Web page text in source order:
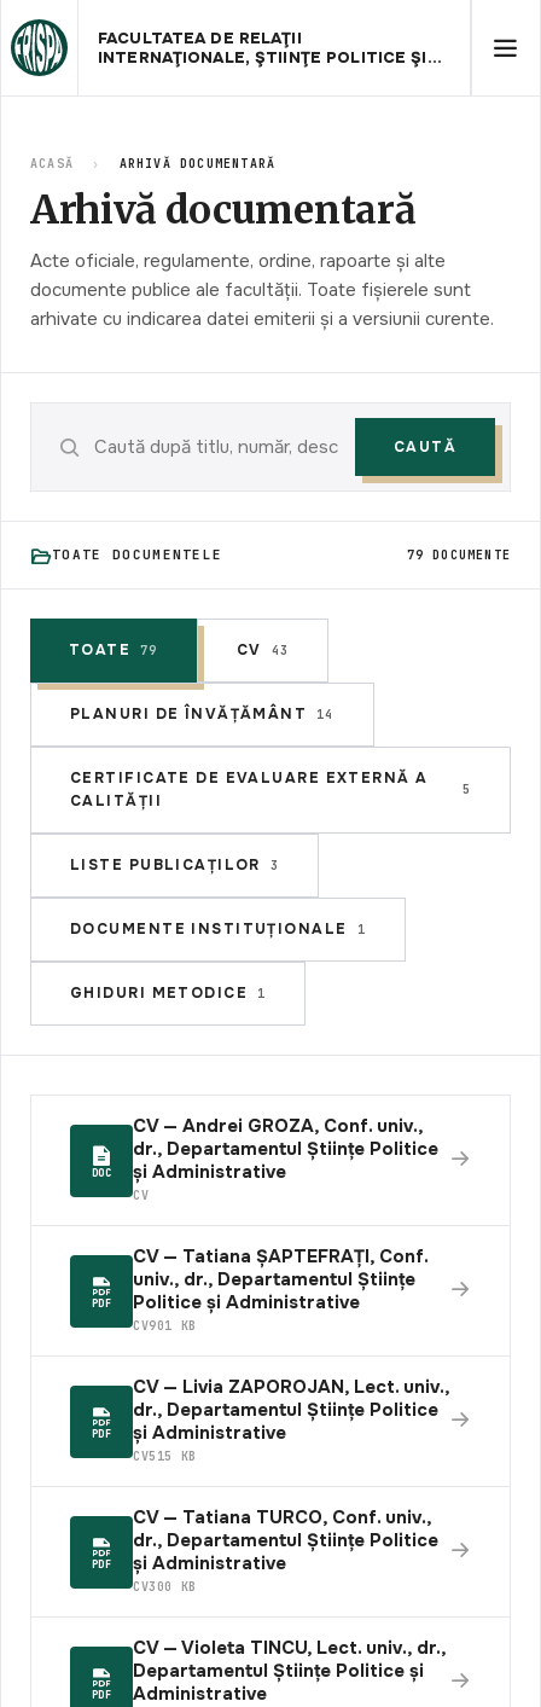
FACULTATEA DE RELAŢII
INTERNAŢIONALE, ŞTIINŢE POLITICE ŞI
ACASĂ › ARHIVĂ DOCUMENTARĂ
Arhivă documentară
Acte oficiale, regulamente, ordine, rapoarte și alte
documente publice ale facultății. Toate fișierele sunt
arhivate cu indicarea datei emiterii și a versiunii curente.
CAUTĂ
TOATE DOCUMENTELE 79 DOCUMENTE
TOATE 79 CV 43
PLANURI DE ÎNVĂȚĂMÂNT 14
CERTIFICATE DE EVALUARE EXTERNĂ A
CALITĂȚII
5
LISTE PUBLICAȚILOR 3
DOCUMENTE INSTITUȚIONALE 1
GHIDURI METODICE 1
DOC
CV — Andrei GROZA, Conf. univ.,
dr., Departamentul Științe Politice
și Administrative
CV
PDF
CV — Tatiana ȘAPTEFRAȚI, Conf.
univ., dr., Departamentul Științe
Politice și Administrative
CV901 KB
PDF
CV — Livia ZAPOROJAN, Lect. univ.,
dr., Departamentul Științe Politice
și Administrative
CV515 KB
PDF
CV — Tatiana TURCO, Conf. univ.,
dr., Departamentul Științe Politice
și Administrative
CV300 KB
PDF
CV — Violeta TINCU, Lect. univ., dr.,
Departamentul Științe Politice și
Administrative